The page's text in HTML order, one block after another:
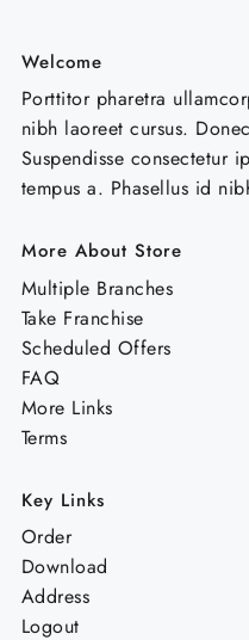
Welcome
Porttitor pharetra
nibh laoreet cursus.
Suspendisse consectetur
tempus a. Phasellus id
More About Store
Multiple Branches
Take Franchise
Scheduled Offers
FAQ
More Links
Terms
Key Links
Order
Download
Address
Logout